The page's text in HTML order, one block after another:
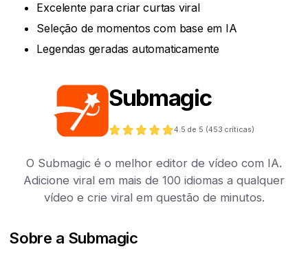
Excelente para criar curtas viral
Seleção de momentos com base em IA
Legendas geradas automaticamente
Submagic
4.5 de 5 (453 críticas)
O Submagic é o melhor editor de vídeo com IA.
Adicione viral em mais de 100 idiomas a qualquer
vídeo e crie viral em questão de minutos.
Sobre a Submagic